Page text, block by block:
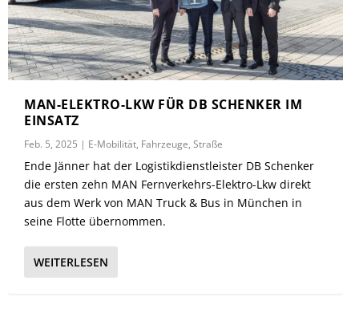
MAN-ELEKTRO-LKW FÜR DB SCHENKER IM
EINSATZ
Feb. 5, 2025 | E-Mobilität, Fahrzeuge,Straße
Ende Jänner hat der Logistikdienstleister DB Schenker
die ersten zehn MAN Fernverkehrs-Elektro-Lkw direkt
aus dem Werk von MAN Truck & Bus in München in
seine Flotte übernommen.
WEITERLESEN